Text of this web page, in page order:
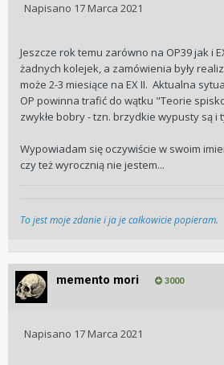
Napisano 17 Marca 2021
Jeszcze rok temu zarówno na OP39 jak i
żadnych kolejek, a zamówienia były
może 2-3 miesiące na EX II. Aktualna
OP powinna trafić do wątku "Teorie
zwykłe bobry - tzn. brzydkie wypusty są i
Wypowiadam się oczywiście w swoim
czy też wyrocznią nie jestem...
To jest moje zdanie i ja je całkowicie popieram.
memento mori 3000
Napisano 17 Marca 2021